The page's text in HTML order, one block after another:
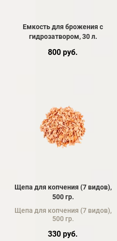
Емкость для брожения с
гидрозатвором, 30 л.
800 руб.
Щепа для копчения (7 видов),
500 гр.
Щепа для копчения (7 видов),
500 гр.
330 руб.